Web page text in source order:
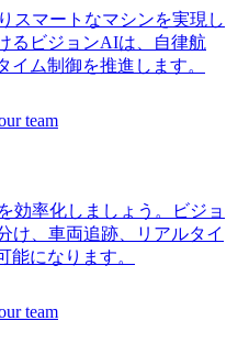
スマートなマシンを実現し
るビジョンAIは、自律航
ム制御を推進します。
効率化しましょう。ビジョ
け、車両追跡、リアルタイ
能になります。